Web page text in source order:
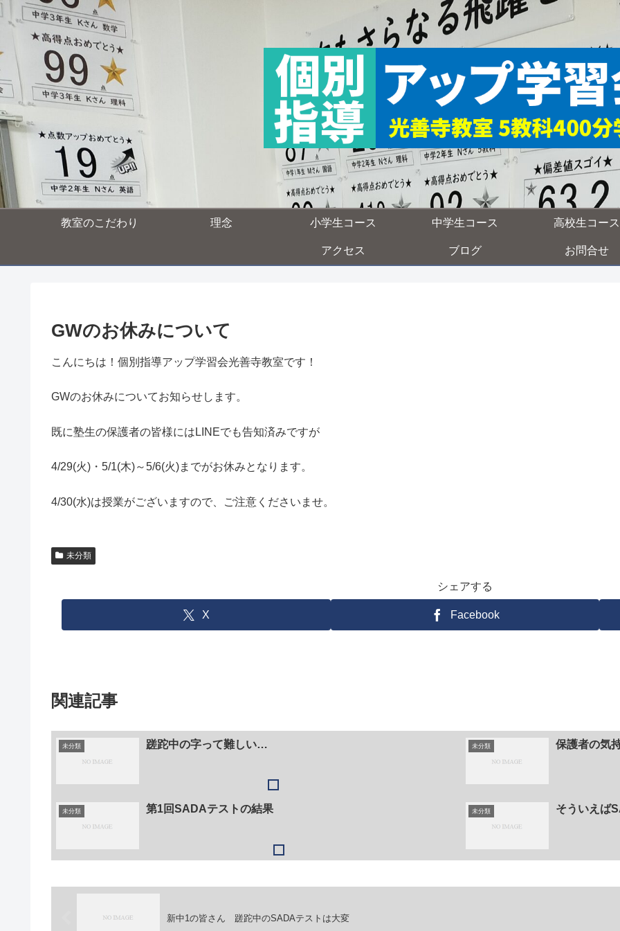
教室のこだわり 理念 小学生コース 中学生コース 高校生コース
アクセス ブログ お問合せ
GWのお休みについて
こんにちは！個別指導アップ学習会光善寺教室です！
GWのお休みについてお知らせします。
既に塾生の保護者の皆様にはLINEでも告知済みですが
4/29(火)・5/1(木)～5/6(火)までがお休みとなります。
4/30(水)は授業がございますので、ご注意くださいませ。
未分類
シェアする
X Facebook
関連記事
未分類 蹉跎中の字って難しい… 未分類 保護者の気
未分類 第1回SADAテストの結果 未分類 そういえば
新中1の皆さん 蹉跎中のSADAテストは大変